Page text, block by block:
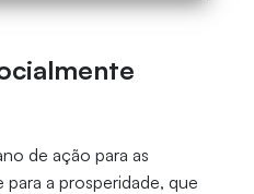
de ação para as
para a prosperidade, que